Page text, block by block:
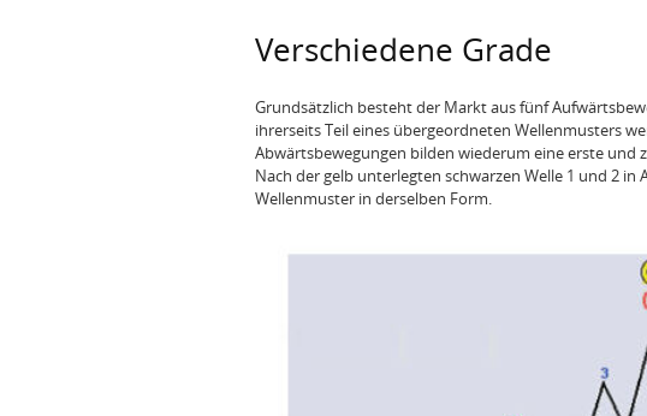
Verschiedene Grade
Grundsätzlich besteht der Markt aus fünf
ihrerseits Teil eines übergeordneten Wellenmusters
Abwärtsbewegungen bilden wiederum eine erste und
Nach der gelb unterlegten schwarzen Welle 1 und 2
Wellenmuster in derselben Form.